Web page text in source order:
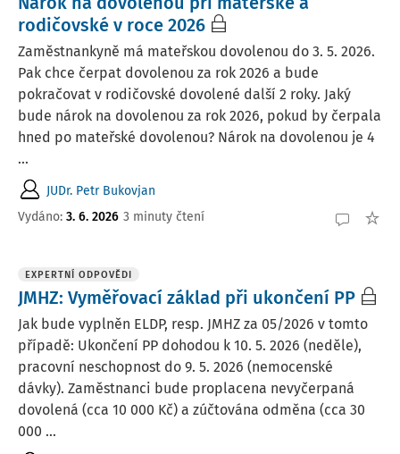
rodičovské v roce 2026
Zaměstnankyně má mateřskou dovolenou do 3. 5. 2026.
Pak chce čerpat dovolenou za rok 2026 a bude
pokračovat v rodičovské dovolené další 2 roky. Jaký
bude nárok na dovolenou za rok 2026, pokud by čerpala
hned po mateřské dovolenou? Nárok na dovolenou je 4
...
JUDr. Petr Bukovjan
Vydáno: 3. 6. 2026 3 minuty čtení
EXPERTNÍ ODPOVĚDI
JMHZ: Vyměřovací základ při ukončení PP
Jak bude vyplněn ELDP, resp. JMHZ za 05/2026 v tomto
případě: Ukončení PP dohodou k 10. 5. 2026 (neděle),
pracovní neschopnost do 9. 5. 2026 (nemocenské
dávky). Zaměstnanci bude proplacena nevyčerpaná
dovolená (cca 10 000 Kč) a zúčtována odměna (cca 30
000 ...